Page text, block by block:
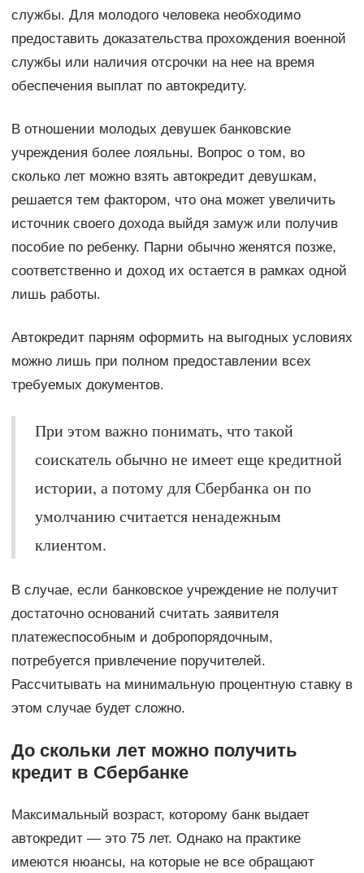
службы. Для молодого человека необходимо
предоставить доказательства прохождения военной
службы или наличия отсрочки на нее на время
обеспечения выплат по автокредиту.
В отношении молодых девушек банковские
учреждения более лояльны. Вопрос о том, во
сколько лет можно взять автокредит девушкам,
решается тем фактором, что она может увеличить
источник своего дохода выйдя замуж или получив
пособие по ребенку. Парни обычно женятся позже,
соответственно и доход их остается в рамках одной
лишь работы.
Автокредит парням оформить на выгодных условиях
можно лишь при полном предоставлении всех
требуемых документов.
При этом важно понимать, что такой
соискатель обычно не имеет еще кредитной
истории, а потому для Сбербанка он по
умолчанию считается ненадежным
клиентом.
В случае, если банковское учреждение не получит
достаточно оснований считать заявителя
платежеспособным и добропорядочным,
потребуется привлечение поручителей.
Рассчитывать на минимальную процентную ставку в
этом случае будет сложно.
До скольки лет можно получить
кредит в Сбербанке
Максимальный возраст, которому банк выдает
автокредит — это 75 лет. Однако на практике
имеются нюансы, на которые не все обращают